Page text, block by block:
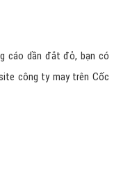
cáo dần đắt đỏ, bạn có
công ty may trên Cốc